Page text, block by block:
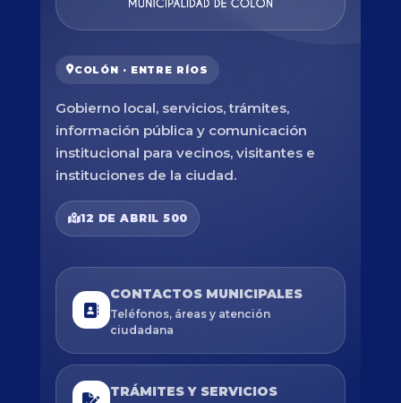
COLÓN · ENTRE RÍOS
Gobierno local, servicios, trámites,
información pública y comunicación
institucional para vecinos, visitantes e
instituciones de la ciudad.
12 DE ABRIL 500
CONTACTOS MUNICIPALES
Teléfonos, áreas y atención
ciudadana
TRÁMITES Y SERVICIOS